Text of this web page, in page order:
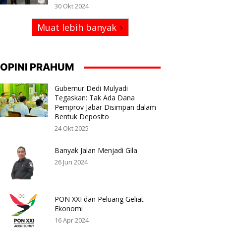
30 Okt 2024
Muat lebih banyak
OPINI PRAHUM
Gubernur Dedi Mulyadi
Tegaskan: Tak Ada Dana
Pemprov Jabar Disimpan dalam
Bentuk Deposito
24 Okt 2025
Banyak Jalan Menjadi Gila
26 Jun 2024
PON XXI dan Peluang Geliat
Ekonomi
16 Apr 2024